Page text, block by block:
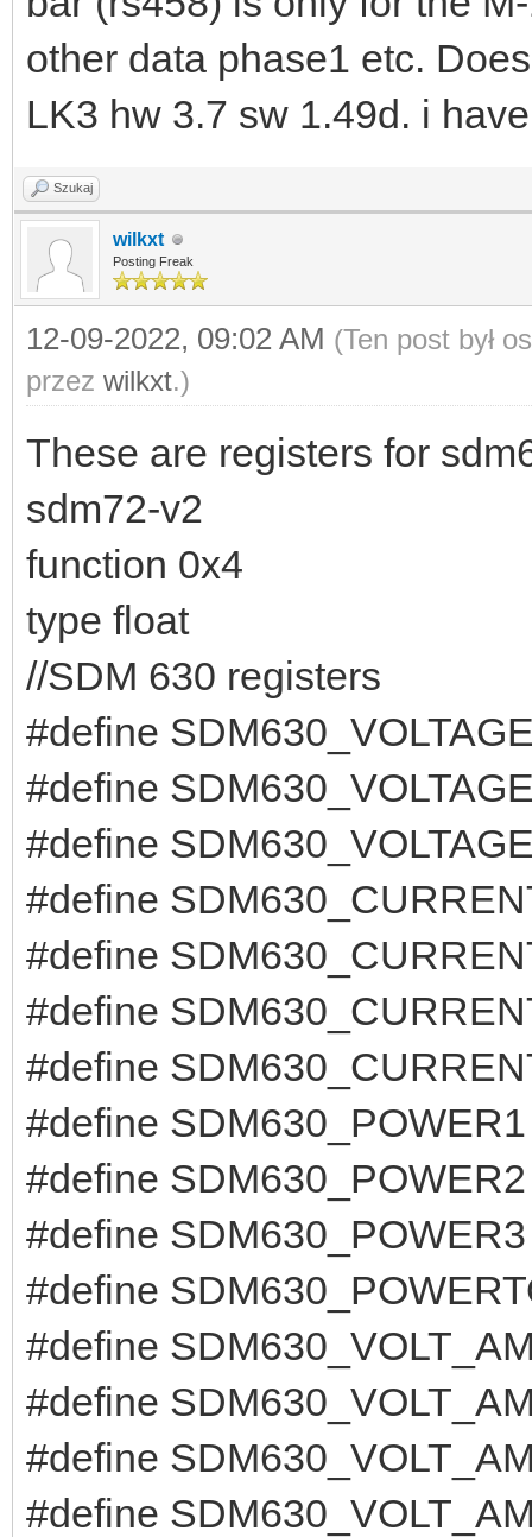
other data phase1 etc.
LK3 hw 3.7 sw 1.49d. i
Szukaj
wilkxt
Posting Freak
12-09-2022, 09:02 AM (Ten post był
przez wilkxt.)
These are registers for
sdm72-v2
function 0x4
type float
//SDM 630 registers
#define
#define
#define
#define
#define
#define
#define
#define
#define
#define
#define
#define
#define
#define
#define